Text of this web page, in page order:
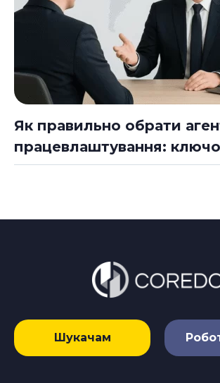
Як правильно обрати
працевлаштування:
до успішного пошуку
Шукачам